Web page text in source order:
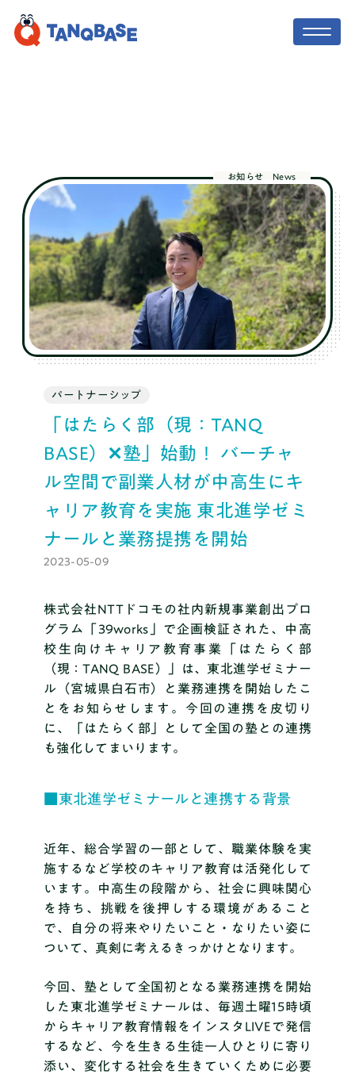
社会人コーチ
利用者の声
保護者の方へ
ニュース
料金
推薦・総合対策コース
お知らせ News
パートナーシップ
「はたらく部（現：TANQ
BASE）✕塾」始動！ バーチャ
ル空間で副業人材が中高生にキ
ャリア教育を実施 東北進学ゼミ
ナールと業務提携を開始
2023-05-09
株式会社NTTドコモの社内新規事業創出プロ
グラム「39works」で企画検証された、中高
校生向けキャリア教育事業「はたらく部
（現：TANQ BASE）」は、東北進学ゼミナー
ル（宮城県白石市）と業務連携を開始したこ
とをお知らせします。 今回の連携を皮切り
に、「はたらく部」として全国の塾との連携
も強化してまいります。
■東北進学ゼミナールと連携する背景
近年、総合学習の一部として、職業体験を実
施するなど学校のキャリア教育は活発化して
います。中高生の段階から、社会に興味関心
を持ち、挑戦を後押しする環境があること
で、自分の将来やりたいこと・なりたい姿に
ついて、真剣に考えるきっかけとなります。
今回、塾として全国初となる業務連携を開始
した東北進学ゼミナールは、毎週土曜15時頃
からキャリア教育情報をインスタLIVEで発信
するなど、今を生きる生徒一人ひとりに寄り
添い、変化する社会を生きていくために必要